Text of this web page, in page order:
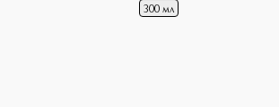
300 мл